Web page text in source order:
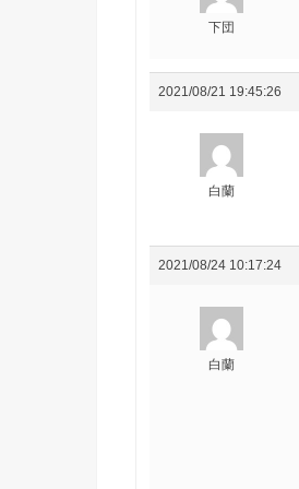
下団
2021/08/21 19:45:26
白蘭
2021/08/24 10:17:24
白蘭